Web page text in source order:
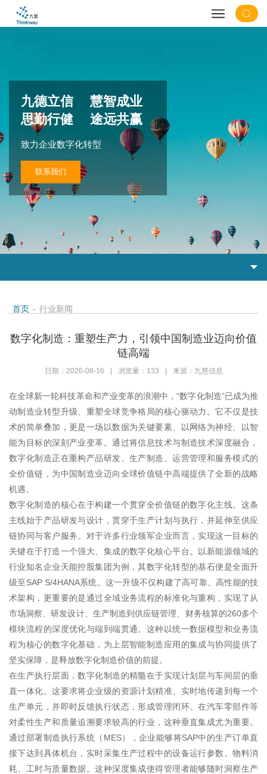
九德立信 慧智成业
思勤行健 途远共赢
致力企业数字化转型
联系我们
首页 - 行业新闻
数字化制造：重塑生产力，引领中国制造业迈向价值
链高端
日期：2026-06-16 浏览量：133 来源：九慧信息
在全球新一轮科技革命和产业变革的浪潮中，“数字化制造”已成为推
动制造业转型升级、重塑全球竞争格局的核心驱动力。它不仅是技
术的简单叠加，更是一场以数据为关键要素、以网络为神经、以智
能为目标的深刻产业变革。通过将信息技术与制造技术深度融合，
数字化制造正在重构产品研发、生产制造、运营管理和服务模式的
全价值链，为中国制造业迈向全球价值链中高端提供了全新的战略
机遇。
数字化制造的核心在于构建一个贯穿全价值链的数字化主线。这条
主线始于产品研发与设计，贯穿于生产计划与执行，并延伸至供应
链协同与客户服务。对于许多行业领军企业而言，实现这一目标的
关键在于打造一个强大、集成的数字化核心平台。以新能源领域的
行业知名企业天能控股集团为例，其数字化转型的基石便是全面升
级至SAP S/4HANA系统。这一升级不仅构建了高可靠、高性能的技
术架构，更重要的是通过全域业务流程的标准化与重构，实现了从
市场洞察、研发设计、生产制造到供应链管理、财务核算的260多个
模块流程的深度优化与端到端贯通。这种以统一数据模型和业务流
程为核心的数字化基础，为上层智能制造应用的集成与协同提供了
坚实保障，是释放数字化制造价值的前提。
在生产执行层面，数字化制造的精髓在于实现计划层与车间层的垂
直一体化。这要求将企业级的资源计划精准、实时地传递到每一个
生产单元，并即时反馈执行状态，形成管理闭环。在汽车零部件等
对柔性生产和质量追溯要求较高的行业，这种垂直集成尤为重要。
通过部署制造执行系统（MES），企业能够将SAP中的生产订单直
接下达到具体机台，实时采集生产过程中的设备运行参数、物料消
耗、工时与质量数据。这种深度集成使得管理者能够随时洞察生产